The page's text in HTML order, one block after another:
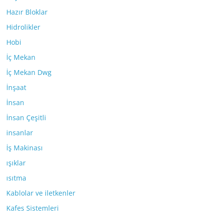
Hazır Bloklar
Hidrolikler
Hobi
İç Mekan
İç Mekan Dwg
İnşaat
İnsan
İnsan Çeşitli
insanlar
İş Makinası
ışıklar
ısıtma
Kablolar ve iletkenler
Kafes Sistemleri